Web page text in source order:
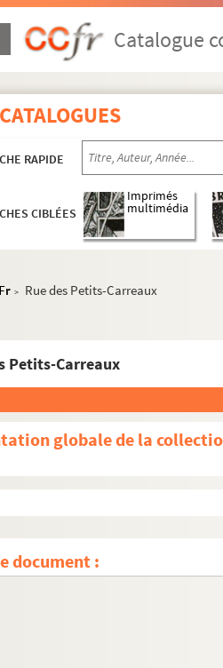
Catalogue
RAPIDE
CIBLÉES
Imprimés
multimédia
> Rue des Petits-Carreaux
Petits-Carreaux
globale de la
document :